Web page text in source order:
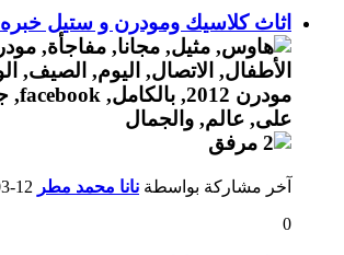
اثاث كلاسيك ومودرن و ستيل خبره 31 سنه
آخر مشاركة بواسطة نانا محمد مطر
0